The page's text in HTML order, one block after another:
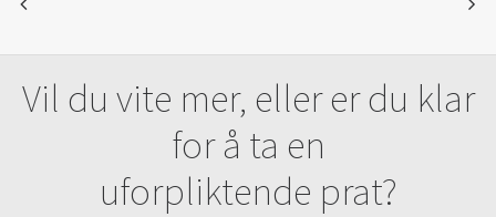
Vil du vite mer, eller er du klar
for å ta en
uforpliktende prat?